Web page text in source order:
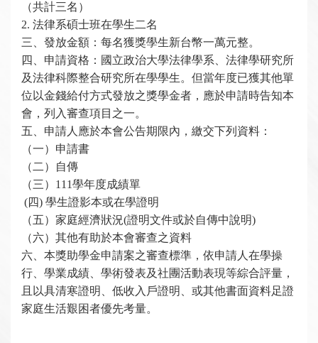
（共計三名）
2. 法律系碩士班在學生二名
三、發放金額：每名獲獎學生新台幣一萬元整。
四、申請資格：國立政治大學法律學系、法律學研究所
及法律科際整合研究所在學學生。但當年度已獲其他單
位以金錢給付方式發放之獎學金者，應於申請時告知本
會，列入審查項目之一。
五、申請人應於本會公告期限內，繳交下列資料：
（一）申請書
（二）自傳
（三）111學年度成績單
(四) 學生證影本或在學證明
（五）家庭經濟狀況(證明文件或於自傳中說明)
（六）其他有助於本會審查之資料
六、本獎助學金申請案之審查標準，依申請人在學操
行、學業成績、學術發表及社團活動表現等綜合評量，
且以具清寒證明、低收入戶證明、或其他書面資料足證
家庭生活艱困者優先考量。